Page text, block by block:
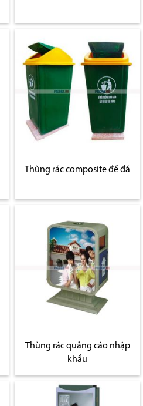
Thùng rác composite đế đá
Thùng rác quảng cáo nhập
khẩu